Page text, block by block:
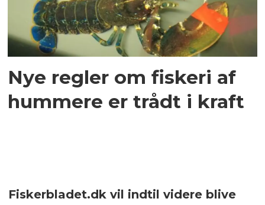
Nye regler om fiskeri af
hummere er trådt i kraft
Fiskerbladet.dk vil indtil videre blive